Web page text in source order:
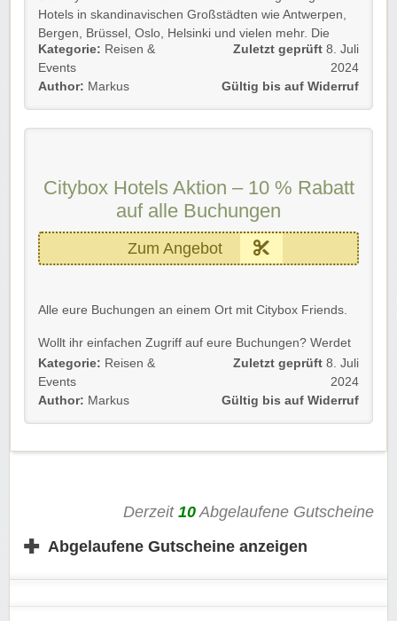
Hotels in skandinavischen Großstädten wie Antwerpen,
Bergen, Brüssel, Oslo, Helsinki und vielen mehr. Die
Hotels liegen immer im Stadtzentrum und sind somit
perfekt für eure Erkundungen in den Städten.
Kategorie: Reisen &
Events
Author: Markus
Zuletzt geprüft 8. Juli
2024
Gültig bis auf Widerruf
Citybox Hotels Aktion – 10 % Rabatt
auf alle Buchungen
Zum Angebot
Alle eure Buchungen an einem Ort mit Citybox Friends.
Wollt ihr einfachen Zugriff auf eure Buchungen? Werdet
ein Citybox Friend und macht alle notwendigen
Anpassungen ganz unkompliziert. Und das Beste:
Werdet ein Friend und erhaltet 10 % Rabatt auf alle
Ersparnis haben.
Kategorie: Reisen &
Events
Author: Markus
Zuletzt geprüft 8. Juli
2024
Gültig bis auf Widerruf
Derzeit 10 Abgelaufene Gutscheine
✚ Abgelaufene Gutscheine anzeigen